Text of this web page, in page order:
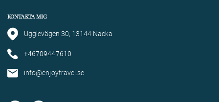
KONTAKTA MIG
Ugglevägen 30, 13144 Nacka
+46709447610
info@enjoytravel.se